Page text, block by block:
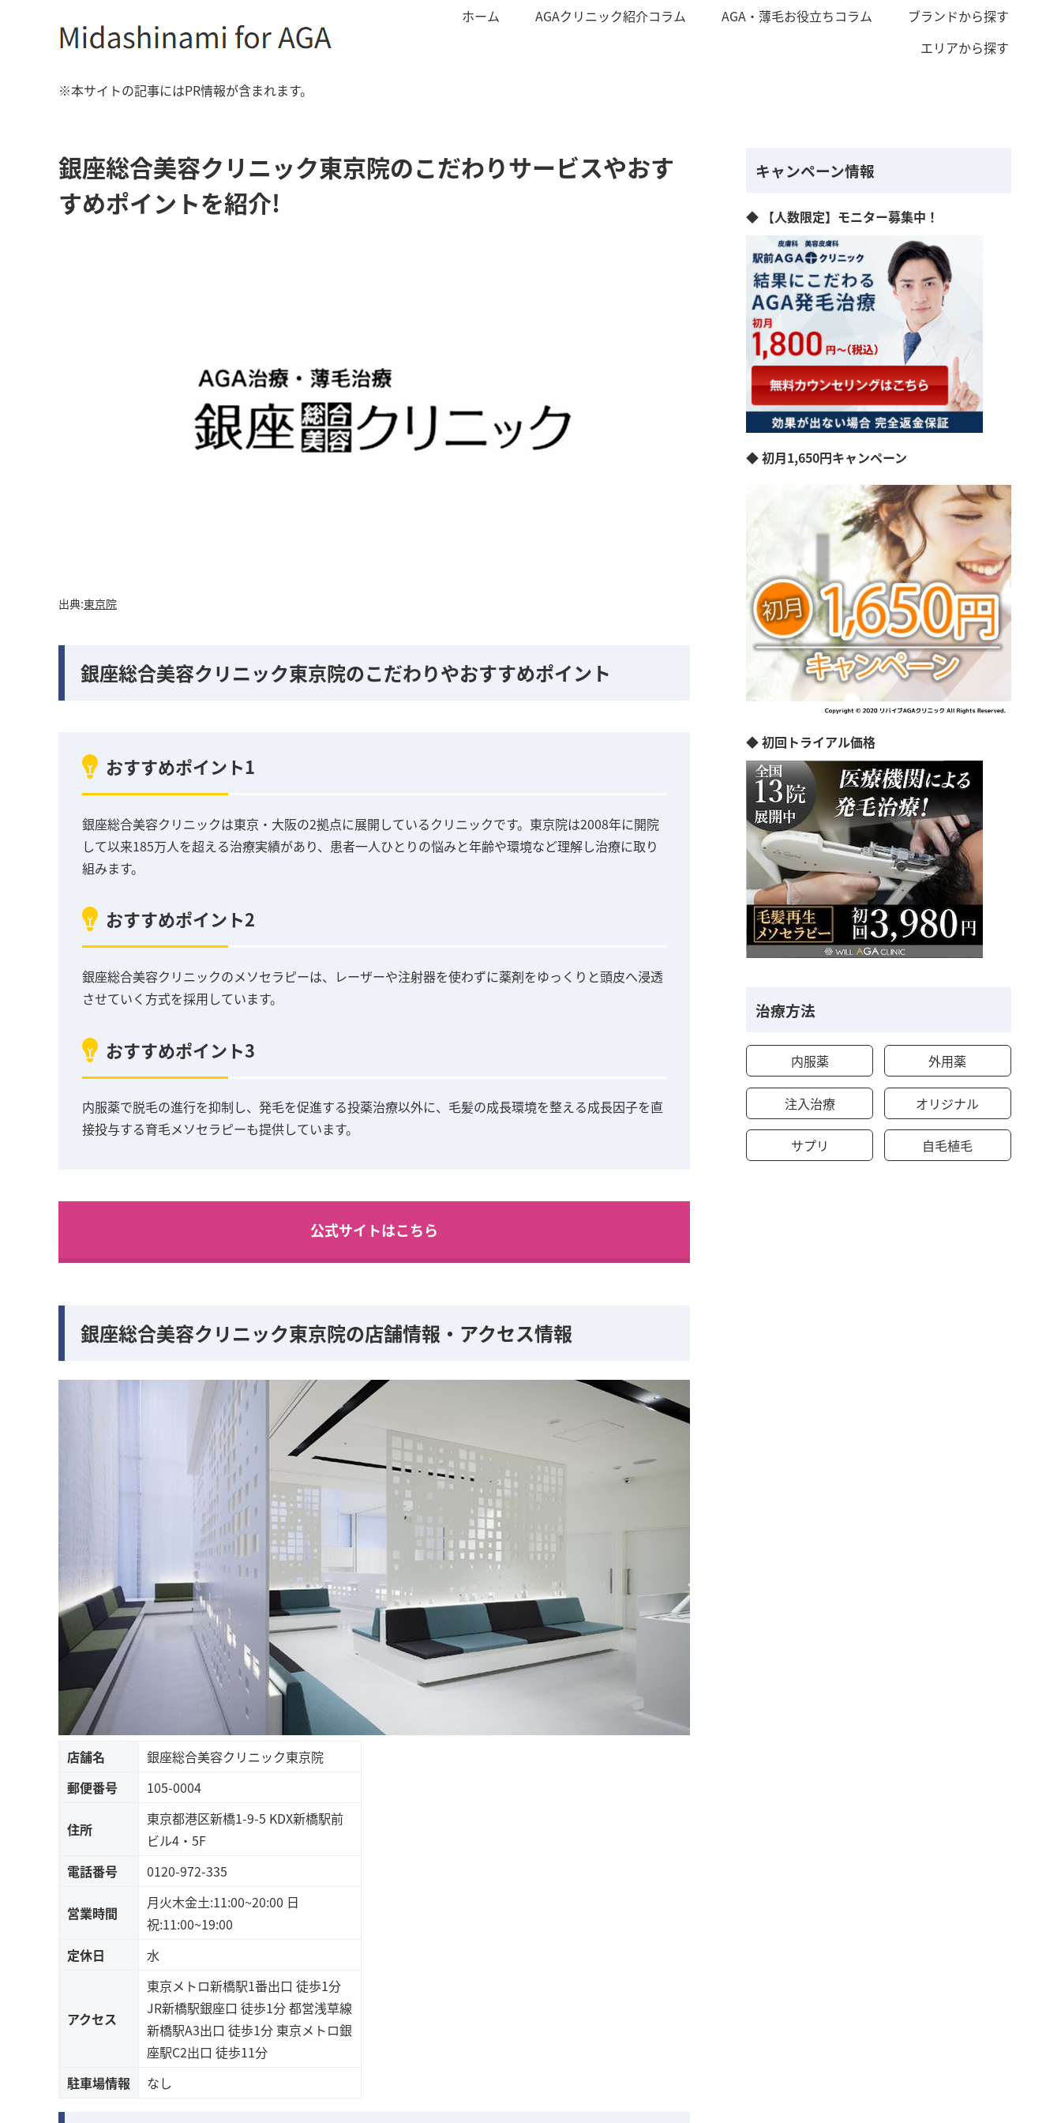
ホーム AGAクリニック紹介コラム AGA・薄毛お役立ちコラム
ブランドから探す
エリアから探す
※本サイトの記事にはPR情報が含まれます。
銀座総合美容クリニック東京院のこだわりサービスやおす
すめポイントを紹介!
出典:東京院
銀座総合美容クリニック東京院のこだわりやおすすめポイント
おすすめポイント1
銀座総合美容クリニックは東京・大阪の2拠点に展開しているクリニックです。東京院は2008年に開院
して以来185万人を超える治療実績があり、患者一人ひとりの悩みと年齢や環境など理解し治療に取り
組みます。
おすすめポイント2
銀座総合美容クリニックのメソセラピーは、レーザーや注射器を使わずに薬剤をゆっくりと頭皮へ浸透
させていく方式を採用しています。
おすすめポイント3
内服薬で脱毛の進行を抑制し、発毛を促進する投薬治療以外に、毛髪の成長環境を整える成長因子を直
接投与する育毛メソセラピーも提供しています。
公式サイトはこちら
銀座総合美容クリニック東京院の店舗情報・アクセス情報
店舗名
銀座総合美容クリニック東京院
郵便番号
105-0004
住所
東京都港区新橋1-9-5 KDX新橋駅前
ビル4・5F
電話番号
0120-972-335
営業時間
月火木金土:11:00~20:00 日
祝:11:00~19:00
定休日
水
アクセス
東京メトロ新橋駅1番出口 徒歩1分
JR新橋駅銀座口 徒歩1分 都営浅草線
新橋駅A3出口 徒歩1分 東京メトロ銀
座駅C2出口 徒歩11分
駐車場情報
なし
キャンペーン情報
◆ 【人数限定】モニター募集中！
◆ 初月1,650円キャンペーン
◆ 初回トライアル価格
治療方法
内服薬 外用薬
注入治療 オリジナル
サプリ 自毛植毛